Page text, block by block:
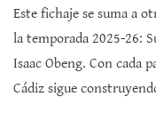
Este fichaje se suma a
la temporada 2025-26:
Isaac Obeng. Con cada
Cádiz sigue